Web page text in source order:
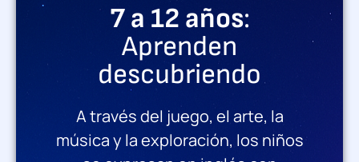
7 a 12 años:
Aprenden
descubriendo
A través del juego, el arte, la
música y la exploración, los niños